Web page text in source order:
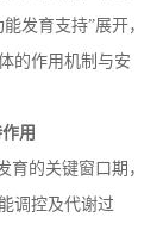
发育支持”展开，
的作用机制与安
用
育的关键窗口期，
调控及代谢过